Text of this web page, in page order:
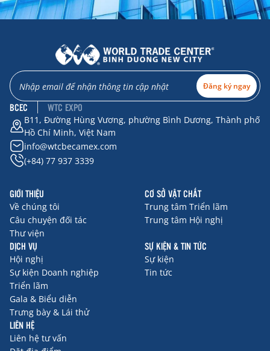
Đăng ký ngay
BCEC WTC EXPO
B11, Đường Hùng Vương, phường Bình Dương, Thành phố
Hồ Chí Minh, Việt Nam
info@wtcbecamex.com
(+84) 77 937 3339
GIỚI THIỆU
Về chúng tôi
Câu chuyện đối tác
Thư viện
CƠ SỞ VẬT CHẤT
Trung tâm Triển lãm
Trung tâm Hội nghị
DỊCH VỤ
Hội nghị
Sự kiện Doanh nghiệp
Triển lãm
Gala & Biểu diễn
Trưng bày & Lái thử
SỰ KIỆN & TIN TỨC
Sự kiện
Tin tức
LIÊN HỆ
Liên hệ tư vấn